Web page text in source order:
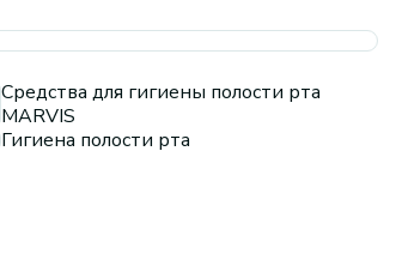
Средства для гигиены полости рта
MARVIS
Гигиена полости рта